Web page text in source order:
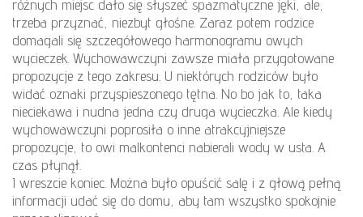
różnych miejsc dało się słyszeć spazmatyczne jęki, ale,
trzeba przyznać, niezbyt głośne. Zaraz potem rodzice
domagali się szczegółowego harmonogramu owych
wycieczek. Wychowawczyni zawsze miała przygotowane
propozycje z tego zakresu. U niektórych rodziców było
widać oznaki przyspieszonego tętna. No bo jak to, taka
nieciekawa i nudna jedna czy druga wycieczka. Ale kiedy
wychowawczyni poprosiła o inne atrakcyjniejsze
propozycje, to owi malkontenci nabierali wody w usta. A
czas płynął.
I wreszcie koniec. Można było opuścić salę i z głową pełną
informacji udać się do domu, aby tam wszystko spokojnie